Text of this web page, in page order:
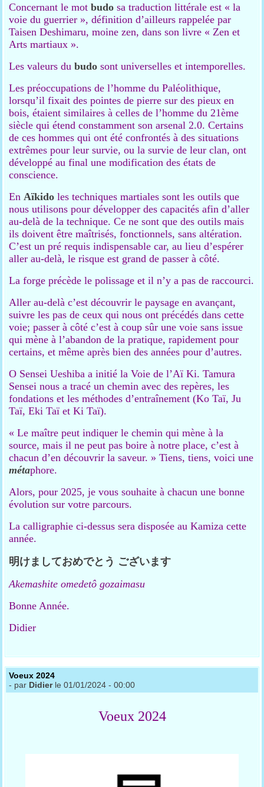
Concernant le motbudo sa traduction littérale est « la
voie du guerrier », définition d’ailleurs rappelée par
Taisen Deshimaru, moine zen, dans son livre « Zen et
Arts martiaux ».
Les valeurs dubudo sont universelles et intemporelles.
Les préoccupations de l’homme du Paléolithique,
lorsqu’il fixait des pointes de pierre sur des pieux en
bois, étaient similaires à celles de l’homme du 21ème
siècle qui étend constamment son arsenal 2.0. Certains
de ces hommes qui ont été confrontés à des situations
extrêmes pour leur survie, ou la survie de leur clan, ont
développé au final une modification des états de
conscience.
En Aïkido les techniques martiales sont les outils que
nous utilisons pour développer des capacités afin d’aller
au-delà de la technique. Ce ne sont que des outils mais
ils doivent être maîtrisés, fonctionnels, sans altération.
C’est un pré requis indispensable car, au lieu d’espérer
aller au-delà, le risque est grand de passer à côté.
La forge précède le polissage et il n’y a pas de raccourci.
Aller au-delà c’est découvrir le paysage en avançant,
suivre les pas de ceux qui nous ont précédés dans cette
voie; passer à côté c’est à coup sûr une voie sans issue
qui mène à l’abandon de la pratique, rapidement pour
certains, et même après bien des années pour d’autres.
O Sensei Ueshiba a initié la Voie de l’Aï Ki. Tamura
Sensei nous a tracé un chemin avec des repères, les
fondations et les méthodes d’entraînement (Ko Taï, Ju
Taï, Eki Taï et Ki Taï).
« Le maître peut indiquer le chemin qui mène à la
source, mais il ne peut pas boire à notre place, c’est à
chacun d’en découvrir la saveur. » Tiens, tiens, voici une
métaphore.
Alors, pour 2025, je vous souhaite à chacun une bonne
évolution sur votre parcours.
La calligraphie ci-dessus sera disposée au Kamiza cette
année.
明けましておめでとう ございます
Akemashite omedetô gozaimasu
Bonne Année.
Didier
Voeux 2024
- par Didierle 01/01/2024 - 00:00
Voeux 2024